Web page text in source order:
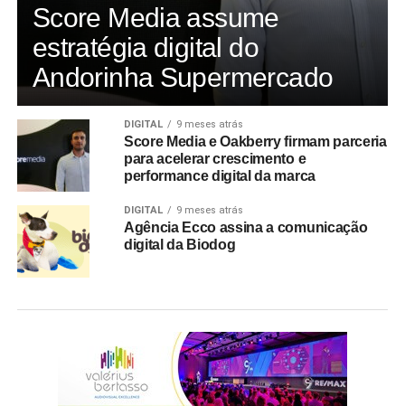
Score Media assume
estratégia digital do
Andorinha Supermercado
DIGITAL 9 meses atrás
Score Media e Oakberry firmam parceria
para acelerar crescimento e
performance digital da marca
DIGITAL 9 meses atrás
Agência Ecco assina a comunicação
digital da Biodog